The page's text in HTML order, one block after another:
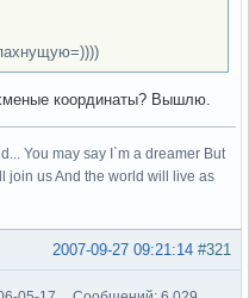
координаты? Вышлю.
You may say I`m a dreamer But
join us And the world will live as
#321
2007-09-27 09:21:14